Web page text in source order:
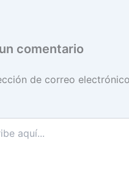
comentario
de correo